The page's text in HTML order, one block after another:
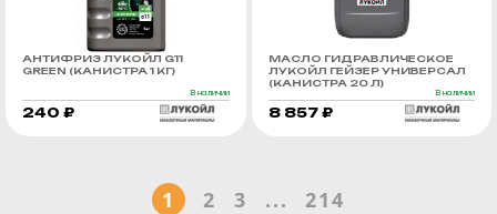
АНТИФРИЗ ЛУКОЙЛ G11
GREEN (КАНИСТРА 1 КГ)
В наличии
240 ₽
МАСЛО ГИДРАВЛИЧЕСКОЕ
ЛУКОЙЛ ГЕЙЗЕР УНИВЕРСАЛ
(КАНИСТРА 20 Л)
В наличии
8 857 ₽
1 2 3 ... 214